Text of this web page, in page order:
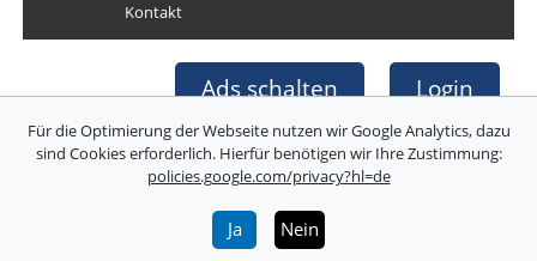
Kontakt
Ads schalten Login
Copyright © Deutsche Messefilm & Medien GmbH
Folgen Sie uns:
Impressum AGB
Für die Optimierung der Webseite nutzen wir Google Analytics, dazu
sind Cookies erforderlich. Hierfür benötigen wir Ihre Zustimmung:
policies.google.com/privacy?hl=de
Ja Nein